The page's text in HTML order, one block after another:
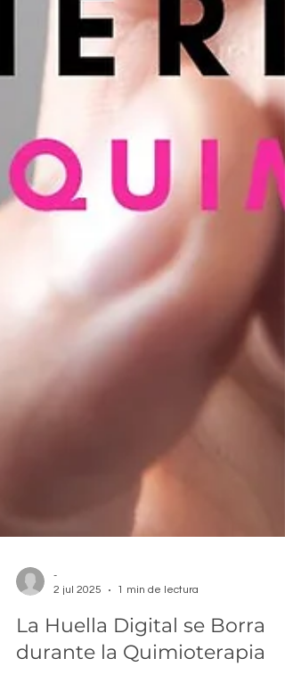
2 jul 2025
1 min de lectura
La Huella Digital se Borra